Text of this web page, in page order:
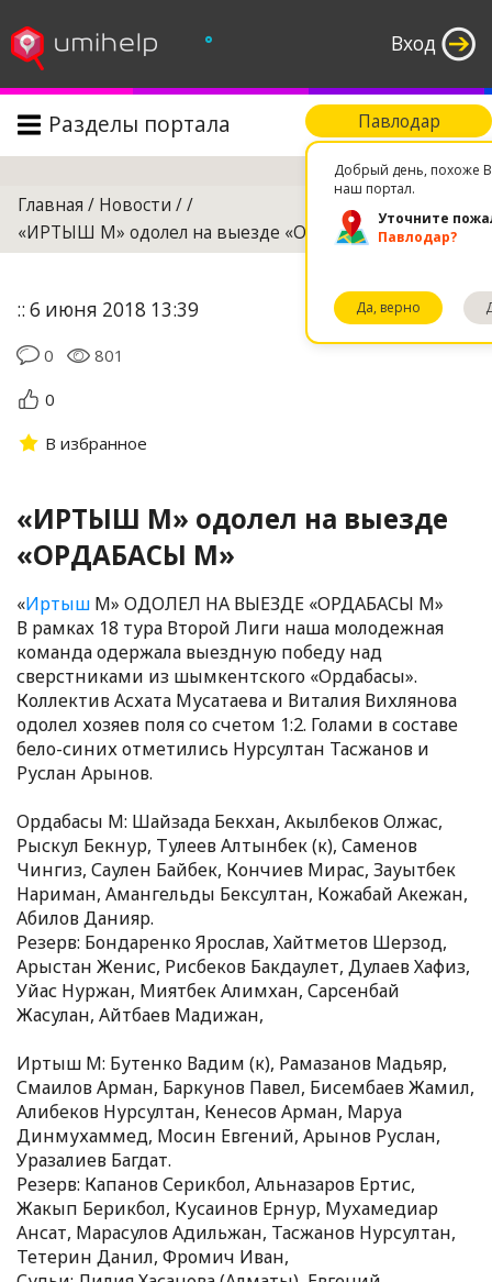
Вход
°
Павлодар
Добрый день, похоже
наш портал.
Уточните
Павлодар?
Да, верно
Разделы портала Поиск
Главная / Новости //
«ИРТЫШ М» одолел на выезде «ОРДАБАСЫ М»
:: 6 июня 2018 13:39
0
801
0
В избранное
«ИРТЫШ М» одолел на выезде
«ОРДАБАСЫ М»
«Иртыш М» ОДОЛЕЛ НА ВЫЕЗДЕ «ОРДАБАСЫ М»
В рамках 18 тура Второй Лиги наша молодежная
команда одержала выездную победу над
сверстниками из шымкентского «Ордабасы».
Коллектив Асхата Мусатаева и Виталия Вихлянова
одолел хозяев поля со счетом 1:2. Голами в составе
бело-синих отметились Нурсултан Тасжанов и
Руслан Арынов.
Ордабасы М: Шайзада Бекхан, Акылбеков Олжас,
Рыскул Бекнур, Тулеев Алтынбек (к), Саменов
Чингиз, Саулен Байбек, Кончиев Мирас, Зауытбек
Нариман, Амангельды Бексултан, Кожабай Акежан,
Абилов Данияр.
Резерв: Бондаренко Ярослав, Хайтметов Шерзод,
Арыстан Женис, Рисбеков Бакдаулет, Дулаев Хафиз,
Уйас Нуржан, Миятбек Алимхан, Сарсенбай
Жасулан, Айтбаев Мадижан,
Иртыш М: Бутенко Вадим (к), Рамазанов Мадьяр,
Смаилов Арман, Баркунов Павел, Бисембаев Жамил,
Алибеков Нурсултан, Кенесов Арман, Маруа
Динмухаммед, Мосин Евгений, Арынов Руслан,
Уразалиев Багдат.
Резерв: Капанов Серикбол, Альназаров Ертис,
Жакып Берикбол, Кусаинов Ернур, Мухамедиар
Ансат, Марасулов Адильжан, Тасжанов Нурсултан,
Тетерин Данил, Фромич Иван,